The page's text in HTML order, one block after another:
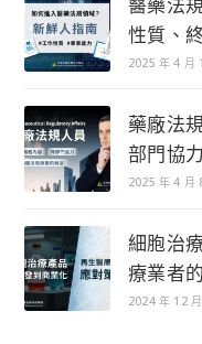
性質、
2025 年 4 月
藥廠法
部門協
2025 年 4 月
細胞治
療業者
2024 年 12